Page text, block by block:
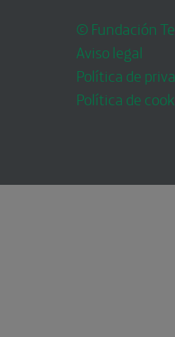
© Fundación
Aviso legal
Política de
Política de